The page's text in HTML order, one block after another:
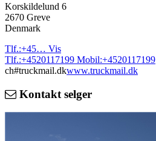
Korskildelund 6
2670 Greve
Denmark
Tlf.:+45… Vis
Tlf.:+4520117199 Mobil:+4520117199
ch#truckmail.dkwww.truckmail.dk
Kontakt selger